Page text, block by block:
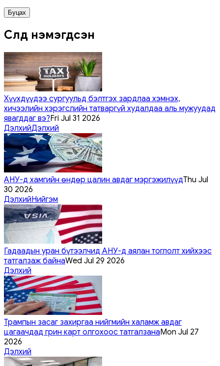
Буцах
Сүүлд нэмэгдсэн
Хүүхдүүдээ сургуульд бэлтгэх зардлаа хэмнэх,
хичээлийн хэрэгслийн татваргүй худалдаа аль мужуудад
явагддаг вэ?Fri Jul 31 2026
ДэлхийДэлхий
АНУ-д хамгийн өндөр цалин авдаг мэргэжилүүдThu Jul
30 2026
ДэлхийНийгэм
Гадаадын уран бүтээлчид АНУ-д аялан тоглолт хийхээс
татгалзаж байнаWed Jul 29 2026
Дэлхий
Трампын засаг захиргаа нийгмийн халамж авдаг
цагаачдад грин карт олгохоос татгалзанаMon Jul 27
2026
Дэлхий